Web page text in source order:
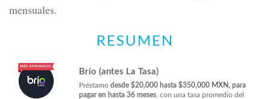
mensuales.
RESUMEN
Brío (antes La Tasa)
Préstamodesde $20,000 hasta $350,000 MXN, para
pagar en hasta 36 meses , con una tasa promedio del